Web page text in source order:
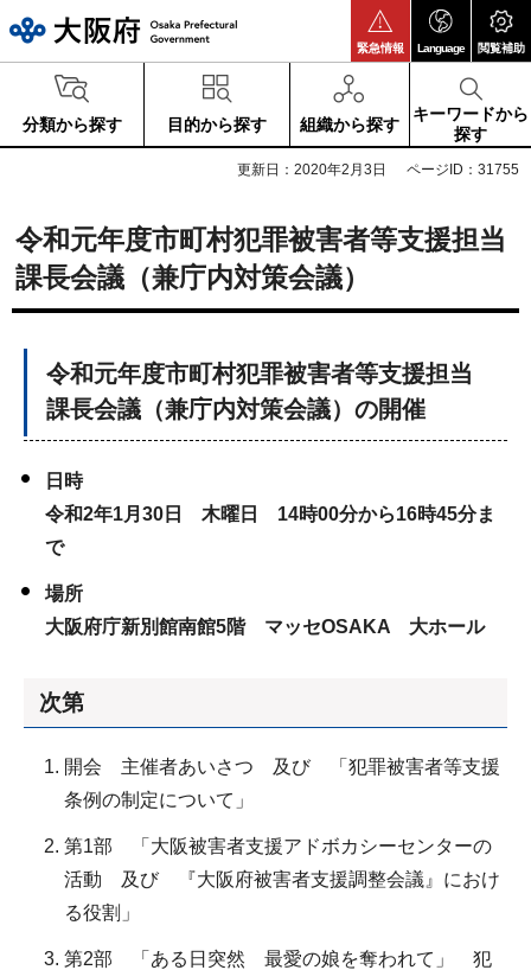
緊急情報 Language 閲覧補助
分類から探す 目的から探す 組織から探す
キーワードから
探す
更新日：2020年2月3日 ページID：31755
令和元年度市町村犯罪被害者等支援担当
課長会議（兼庁内対策会議）
令和元年度市町村犯罪被害者等支援担当
課長会議（兼庁内対策会議）の開催
日時
令和2年1月30日 木曜日 14時00分から16時45分ま
で
場所
大阪府庁新別館南館5階 マッセOSAKA 大ホール
次第
開会 主催者あいさつ 及び 「犯罪被害者等支援
条例の制定について」
第1部 「大阪被害者支援アドボカシーセンターの
活動 及び 『大阪府被害者支援調整会議』におけ
る役割」
第2部 「ある日突然 最愛の娘を奪われて」 犯